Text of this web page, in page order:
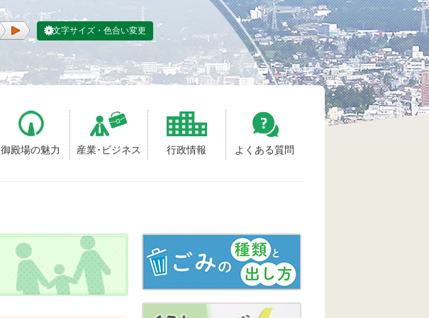
御殿場の魅力 産業･ビジネス 行政情報 よくある質問
文字サイズ・色合い変更